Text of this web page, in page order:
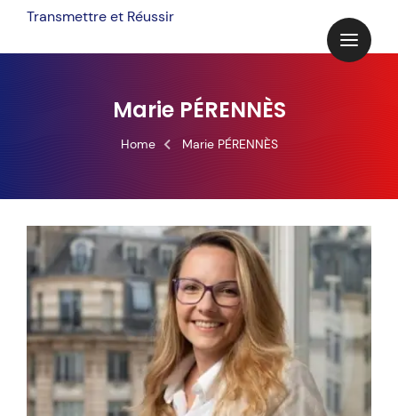
content
Transmettre et Réussir
Marie PÉRENNÈS
Home Marie PÉRENNÈS